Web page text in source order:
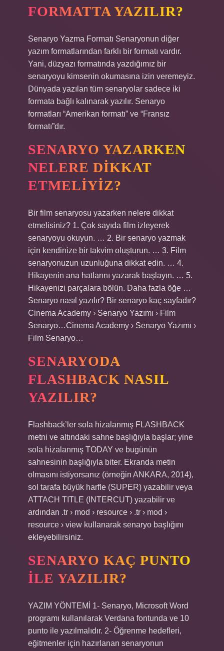
FORMATTA YAZILIR?
Senaryo Yazma Formatı Senaryonun diğer
yazım formatlarından farklı bir formatı vardır.
Yani, düzyazı formatında yazdığımız bir
senaryoyu kimsenin okumasına izin veremeyiz.
Dünyada yazılan tüm senaryolar sadece iki
formata bağlı kalınarak yazılır. Senaryo
formatları “Amerikan formatı” ve “Fransız
formatı”dır.
SENARYO YAZARKEN
NELERE DIKKAT
ETMELIYIZ?
Bir film senaryosu yazarken nelere dikkat
etmelisiniz? 1. Çok sayıda film izleyerek
senaryoyu okuyun. … 2. Bir senaryo yazmak
için kendinize bir takvim oluşturun. … 3. Film
senaryonuzun uzunluğuna dikkat edin. … 4.
Hikayenin ana hatlarını yazarak başlayın. … 5.
Hikayenizi parçalara bölün. Daha fazla öğe …
Senaryo nasıl yazılır? Bir senaryo kaç sayfadır?
Cinema Academy › Senaryo Yazımı › Film
Senaryo…Cinema Academy › Senaryo Yazımı ›
Film Senaryo…
SENARYODA
FLASHBACK NASIL
YAZILIR?
Flashback’ler sola hizalanmış FLASHBACK
metni ve altındaki sahne başlığıyla başlar; yine
sola hizalanmış TODAY ve bugünün
sahnesinin başlığıyla biter. Ekranda metin
olmasını istiyorsanız (örneğin ANKARA, 2014),
sol tarafa büyük harfle (SUPER) yazabilir veya
ATTACH TITLE (INTERCUT) yazabilir ve
ardından .tr › mod › resource › .tr › mod ›
resource › view kullanarak senaryo başlığını
ekleyebilirsiniz.
SENARYO KAÇ PUNTO
ILE YAZILIR?
YAZIM YÖNTEMİ 1- Senaryo, Microsoft Word
programı kullanılarak Verdana fontunda ve 10
punto ile yazılmalıdır. 2- Öğrenme hedefleri,
eğitmenler için hazırlanan senaryonun